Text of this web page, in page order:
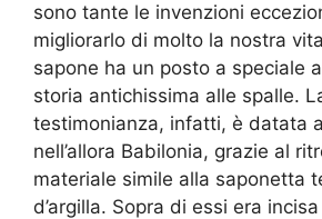
sono tante le invenzioni
migliorarlo di molto la nostra
sapone ha un posto a speciale
storia antichissima alle spalle.
testimonianza, infatti, è datata
nell’allora Babilonia, grazie al
materiale simile alla saponetta
d’argilla. Sopra di essi era